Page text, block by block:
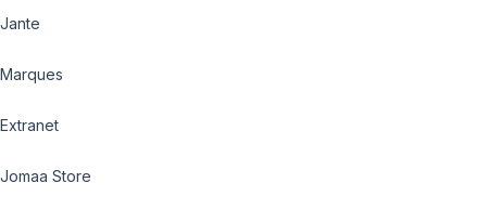
Jante
Marques
Extranet
Jomaa Store